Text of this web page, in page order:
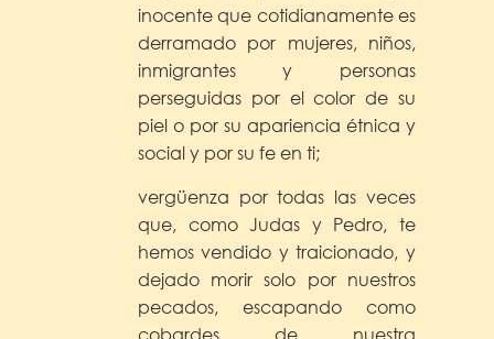
inocente que cotidianamente es
derramado por mujeres, niños,
inmigrantes y personas
perseguidas por el color de su
piel o por su apariencia étnica y
social y por su fe en ti;
vergüenza por todas las veces
que, como Judas y Pedro, te
hemos vendido y traicionado, y
dejado morir solo por nuestros
pecados, escapando como
cobardes de nuestra